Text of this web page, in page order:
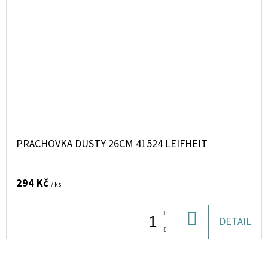
PRACHOVKA DUSTY 26CM 41524 LEIFHEIT
294 Kč / ks
KOŠÍKU
DETAIL